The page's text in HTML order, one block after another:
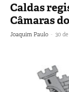
Caldas
Câmaras
Joaquim Paulo - 30